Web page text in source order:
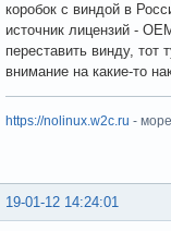
коробок с виндой в
источник лицензий -
переставить винду, тот
внимание на какие-то
https://nolinux.w2c.ru -
19-01-12 14:24:01